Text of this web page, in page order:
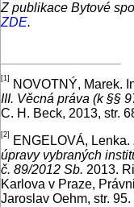
Z publikace Bytové
ZDE.
[1] NOVOTNÝ, Marek.
III. Věcná práva (k §§
C. H. Beck, 2013, str.
[2] ENGELOVÁ, Lenka.
úpravy vybraných
č. 89/2012 Sb. 2013.
Karlova v Praze,
Jaroslav Oehm, str. 95.